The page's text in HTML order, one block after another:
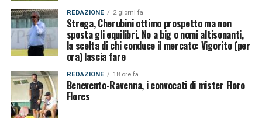
REDAZIONE 2 giorni fa
Strega, Cherubini ottimo prospetto ma non
sposta gli equilibri. No a big o nomi altisonanti,
la scelta di chi conduce il mercato: Vigorito (per
ora) lascia fare
REDAZIONE 18 ore fa
Benevento-Ravenna, i convocati di mister Floro
Flores